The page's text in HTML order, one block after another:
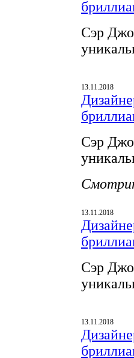
Сэр
13.11.2018
Сэр
13.11.2018
Сэр
13.11.2018